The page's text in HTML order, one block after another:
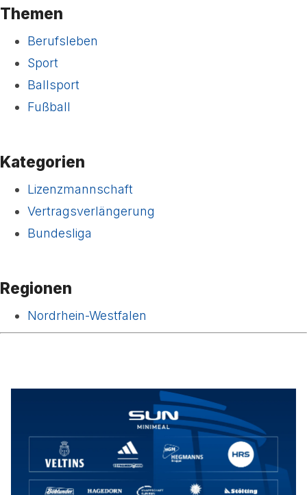
Themen
Berufsleben
Sport
Ballsport
Fußball
Kategorien
Lizenzmannschaft
Vertragsverlängerung
Bundesliga
Regionen
Nordrhein-Westfalen